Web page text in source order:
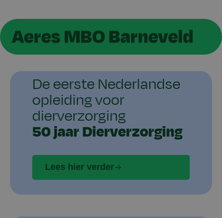
Aeres MBO Barneveld
De eerste Nederlandse
opleiding voor
dierverzorging
50 jaar Dierverzorging
Lees hier verder